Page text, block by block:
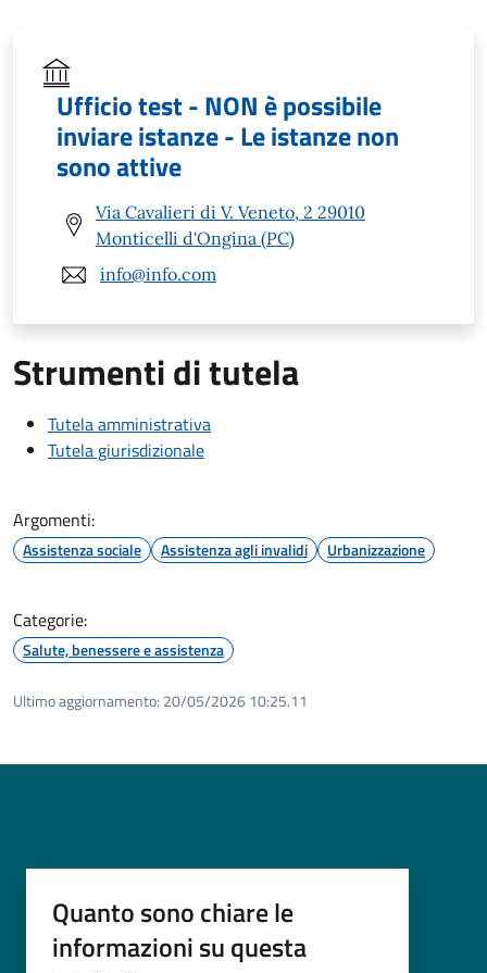
Ufficio test - NON è possibile
inviare istanze - Le istanze non
sono attive
Via Cavalieri di V. Veneto, 2 29010
Monticelli d'Ongina (PC)
info@info.com
Strumenti di tutela
Tutela amministrativa
Tutela giurisdizionale
Argomenti:
Assistenza sociale Assistenza agli invalidi Urbanizzazione
Categorie:
Salute, benessere e assistenza
Ultimo aggiornamento: 20/05/2026 10:25.11
Quanto sono chiare le
informazioni su questa